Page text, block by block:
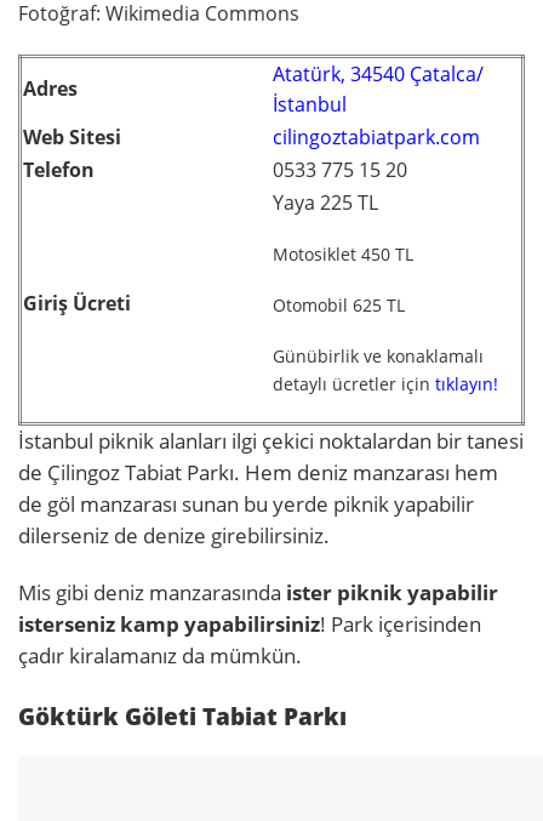
Fotoğraf: Wikimedia Commons
Adres
Atatürk, 34540 Çatalca/
İstanbul
Web Sitesi
cilingoztabiatpark.com
Telefon
0533 775 15 20
Giriş Ücreti
Yaya 225 TL
Motosiklet 450 TL
Otomobil 625 TL
Günübirlik ve konaklamalı
detaylı ücretler için tıklayın!
İstanbul piknik alanları ilgi çekici noktalardan bir tanesi
de Çilingoz Tabiat Parkı. Hem deniz manzarası hem
de göl manzarası sunan bu yerde piknik yapabilir
dilerseniz de denize girebilirsiniz.
Mis gibi deniz manzarasında ister piknik yapabilir
isterseniz kamp yapabilirsiniz! Park içerisinden
çadır kiralamanız da mümkün.
Göktürk Göleti Tabiat Parkı